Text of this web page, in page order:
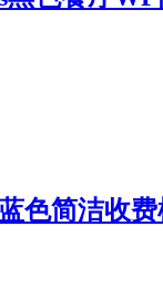
色简洁收